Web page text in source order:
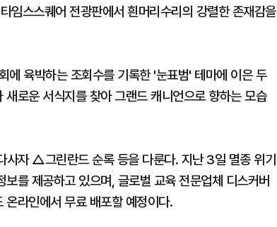
임스스퀘어 전광판에서 흰머리수리의 강렬한 존재감을
육박하는 조회수를 기록한 '눈표범' 테마에 이은 두
로운 서식지를 찾아 그랜드 캐니언으로 향하는 모습
자 △그린란드 순록 등을 다룬다. 지난 3일 멸종 위기
를 제공하고 있으며, 글로벌 교육 전문업체 디스커버
라인에서 무료 배포할 예정이다.